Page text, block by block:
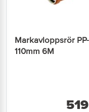
Markavloppsrör PP-ML
110mm 6M
519